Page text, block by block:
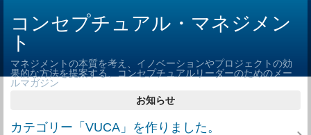
コンセプチュアル・マネジメン
ト
マネジメントの本質を考え、イノベーションやプロジェクトの効
果的な方法を提案する、コンセプチュアルリーダーのためのメー
ルマガジン
お知らせ
カテゴリー「VUCA」を作りました。